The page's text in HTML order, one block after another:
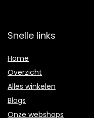
Snelle links
Home
Overzicht
Alles winkelen
Blogs
Onze webshops